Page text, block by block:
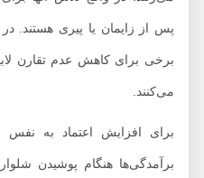
پس از زایمان یا پیری هستند. در
برخی برای کاهش عدم تقارن لابیای
می‌کنند.
برای افزایش اعتماد به‌ نفس و
برآمدگی‌ها هنگام پوشیدن شلوار